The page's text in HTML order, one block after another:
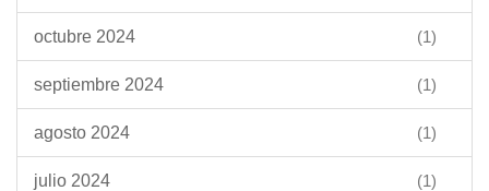
octubre 2024 (1)
septiembre 2024 (1)
agosto 2024 (1)
julio 2024 (1)